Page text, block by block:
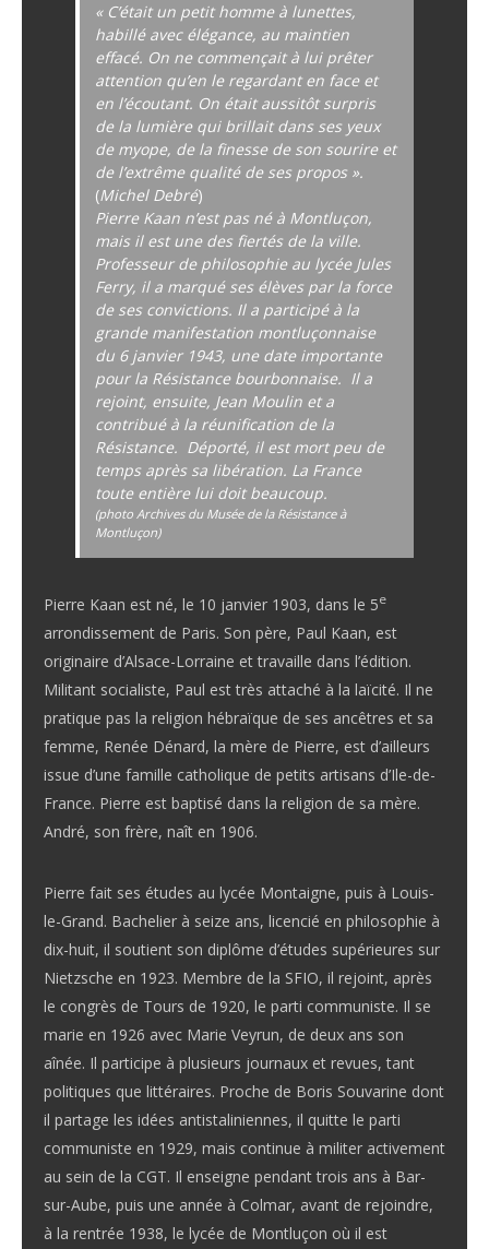
« C’était un petit homme à lunettes,
habillé avec élégance, au maintien
effacé. On ne commençait à lui prêter
attention qu’en le regardant en face et
en l’écoutant. On était aussitôt surpris
de la lumière qui brillait dans ses yeux
de myope, de la finesse de son sourire et
de l’extrême qualité de ses propos ».
(Michel Debré)
Pierre Kaan n’est pas né à Montluçon,
mais il est une des fiertés de la ville.
Professeur de philosophie au lycée Jules
Ferry, il a marqué ses élèves par la force
de ses convictions. Il a participé à la
grande manifestation montluçonnaise
du 6 janvier 1943, une date importante
pour la Résistance bourbonnaise. Il a
rejoint, ensuite, Jean Moulin et a
contribué à la réunification de la
Résistance. Déporté, il est mort peu de
temps après sa libération. La France
toute entière lui doit beaucoup.
(photo Archives du Musée de la Résistance à
Montluçon)
Pierre Kaan est né, le 10 janvier 1903, dans le 5e
arrondissement de Paris. Son père, Paul Kaan, est
originaire d’Alsace-Lorraine et travaille dans l’édition.
Militant socialiste, Paul est très attaché à la laïcité. Il ne
pratique pas la religion hébraïque de ses ancêtres et sa
femme, Renée Dénard, la mère de Pierre, est d’ailleurs
issue d’une famille catholique de petits artisans d’Ile-de-
France. Pierre est baptisé dans la religion de sa mère.
André, son frère, naît en 1906.
Pierre fait ses études au lycée Montaigne, puis à Louis-
le-Grand. Bachelier à seize ans, licencié en philosophie à
dix-huit, il soutient son diplôme d’études supérieures sur
Nietzsche en 1923. Membre de la SFIO, il rejoint, après
le congrès de Tours de 1920, le parti communiste. Il se
marie en 1926 avec Marie Veyrun, de deux ans son
aînée. Il participe à plusieurs journaux et revues, tant
politiques que littéraires. Proche de Boris Souvarine dont
il partage les idées antistaliniennes, il quitte le parti
communiste en 1929, mais continue à militer activement
au sein de la CGT. Il enseigne pendant trois ans à Bar-
sur-Aube, puis une année à Colmar, avant de rejoindre,
à la rentrée 1938, le lycée de Montluçon où il est